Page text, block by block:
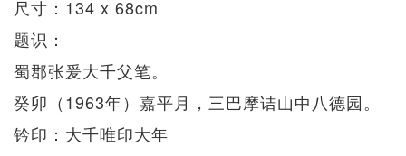
尺寸：134 x 68cm
题识：
蜀郡张爰大千父笔。
癸卯（1963年）嘉平月，三巴摩诘山中八德园。
钤印：大千唯印大年